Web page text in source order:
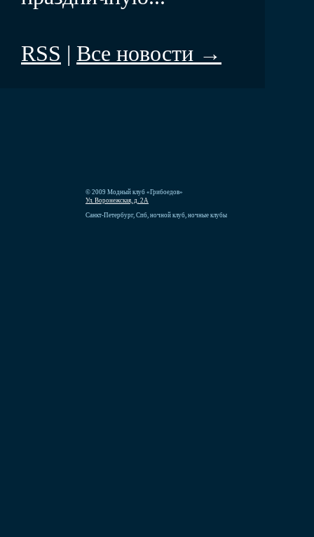
RSS | Все новости →
© 2009 Модный клуб «Грибоедов»
Ул. Воронежская, д. 2А
Санкт-Петербург, Спб, ночной клуб, ночные клубы